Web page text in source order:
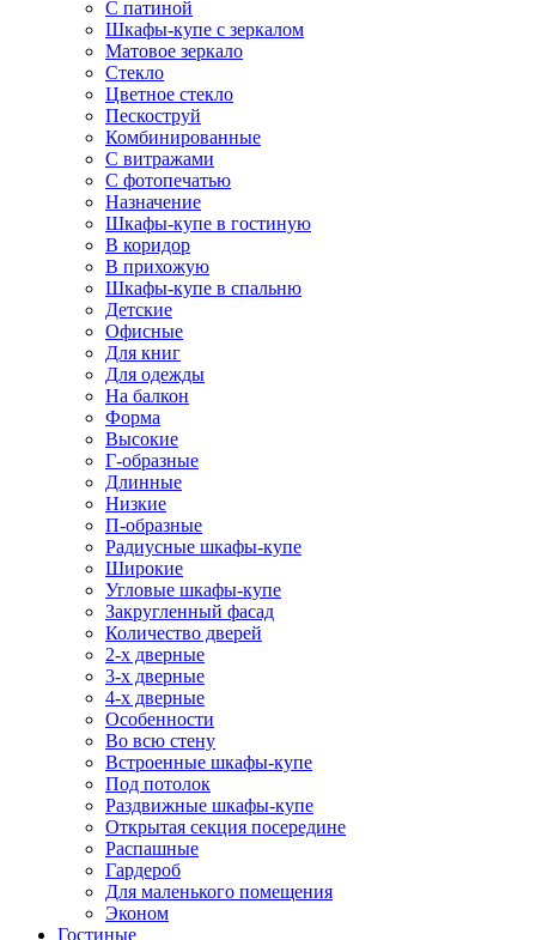
С патиной
Шкафы-купе с зеркалом
Матовое зеркало
Стекло
Цветное стекло
Пескоструй
Комбинированные
С витражами
С фотопечатью
Назначение
Шкафы-купе в гостиную
В коридор
В прихожую
Шкафы-купе в спальню
Детские
Офисные
Для книг
Для одежды
На балкон
Форма
Высокие
Г-образные
Длинные
Низкие
П-образные
Радиусные шкафы-купе
Широкие
Угловые шкафы-купе
Закругленный фасад
Количество дверей
2-х дверные
3-х дверные
4-х дверные
Особенности
Во всю стену
Встроенные шкафы-купе
Под потолок
Раздвижные шкафы-купе
Открытая секция посередине
Распашные
Гардероб
Для маленького помещения
Эконом
Гостиные